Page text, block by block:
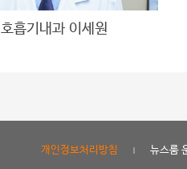
호흡기내과 이세원고령 남성, 근
개인정보처리방침 뉴스룸